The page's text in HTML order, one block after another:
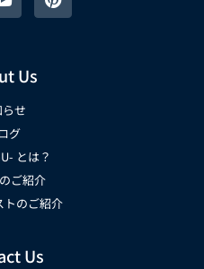
Us
せ
グ
とは？
ご紹介
トのご紹介
Us